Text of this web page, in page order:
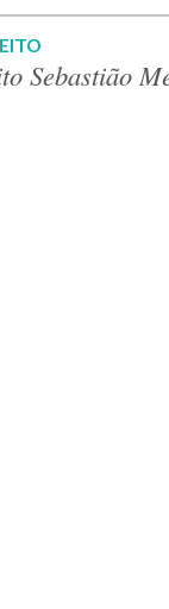
Sebastião